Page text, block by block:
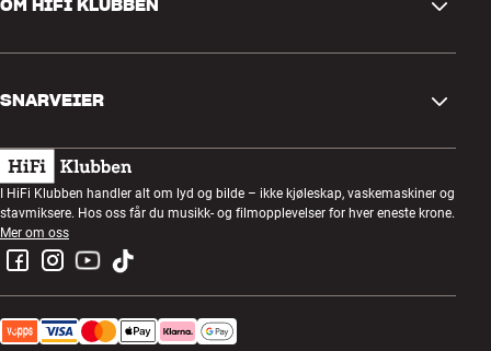
Retur og reklamasjon
Angre på bestilling
Handelsbetingelser
Personvernpolicy
OM HIFI KLUBBEN
Kundeklubb
Lyttekveld
Konkurranser
Jobb i HiFi Klubben
SNARVEIER
Gavekort
Bygg med lyd
Montering og installasjon
Retur av el-avfall
I HiFi Klubben handler alt om lyd og bilde – ikke kjøleskap, vaskemaskiner og
stavmiksere. Hos oss får du musikk- og filmopplevelser for hver eneste krone.
Mer om oss